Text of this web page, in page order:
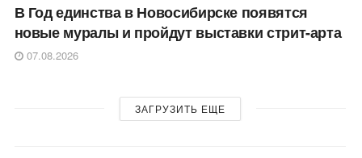
В Год единства в Новосибирске появятся
новые муралы и пройдут выставки стрит-арта
07.08.2026
ЗАГРУЗИТЬ ЕЩЕ